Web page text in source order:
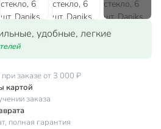
удобные, легкие
заказе от 3 000 ₽
картой
заказа
полная гарантия